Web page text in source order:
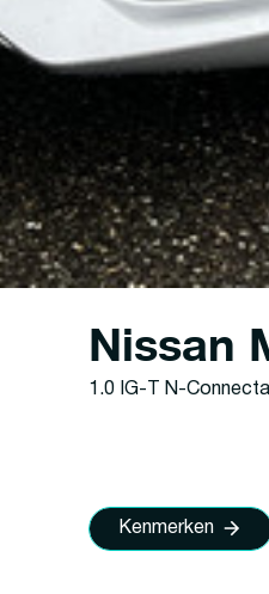
Nissan
1.0 IG-T N-Connecta
Kenmerken